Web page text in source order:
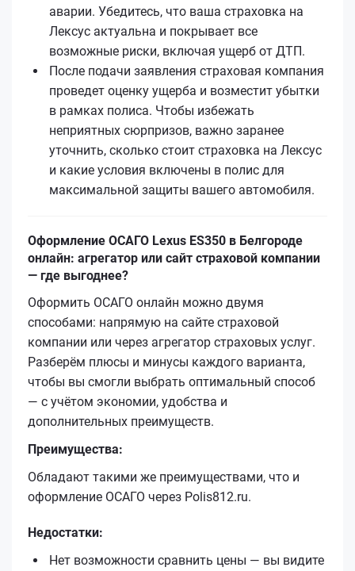
аварии. Убедитесь, что ваша страховка на
Лексус актуальна и покрывает все
возможные риски, включая ущерб от ДТП.
После подачи заявления страховая компания
проведет оценку ущерба и возместит убытки
в рамках полиса. Чтобы избежать
неприятных сюрпризов, важно заранее
уточнить, сколько стоит страховка на Лексус
и какие условия включены в полис для
максимальной защиты вашего автомобиля.
Оформление ОСАГО Lexus ES350 в Белгороде
онлайн: агрегатор или сайт страховой компании
— где выгоднее?
Оформить ОСАГО онлайн можно двумя
способами: напрямую на сайте страховой
компании или через агрегатор страховых услуг.
Разберём плюсы и минусы каждого варианта,
чтобы вы смогли выбрать оптимальный способ
— с учётом экономии, удобства и
дополнительных преимуществ.
Преимущества:
Обладают такими же преимуществами, что и
оформление ОСАГО через Polis812.ru.
Недостатки:
Нет возможности сравнить цены — вы видите